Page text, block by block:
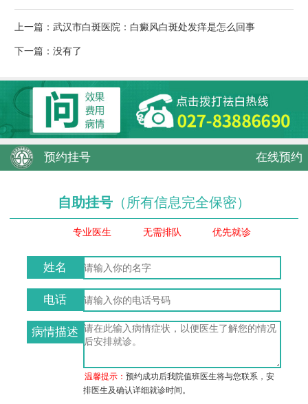
上一篇： 武汉市白斑医院：白癜风白斑处发痒是怎么回事
下一篇：没有了
预约挂号 在线预约
自助挂号 （所有信息完全保密）
专业医生 无需排队 优先就诊
姓名
电话
病情描述
温馨提示：预约成功后我院值班医生将与您联系，安
排医生及确认详细就诊时间。